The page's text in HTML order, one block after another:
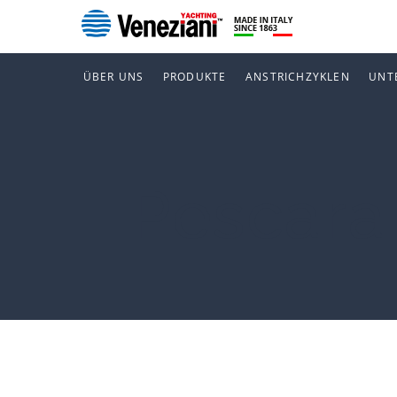
ÜBER UNS PRODUKTE ANSTRICHZYKLEN